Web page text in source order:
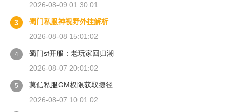
2026-08-09 01:30:01
3
蜀门私服神视野外挂解析
2026-08-08 15:01:02
4
蜀门sf开服：老玩家回归潮
2026-08-07 20:01:02
5
莫信私服GM权限获取捷径
2026-08-07 10:01:02